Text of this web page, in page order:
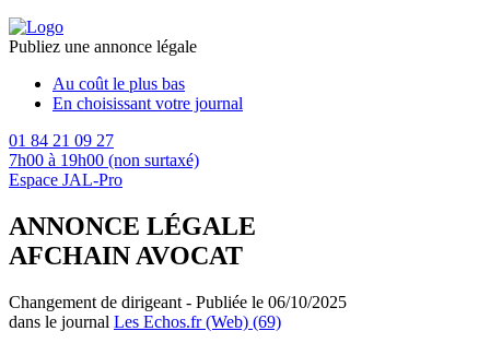
Publiez une annonce légale
Au coût le plus bas
En choisissant votre journal
01 84 21 09 27
7h00 à 19h00 (non surtaxé)
Espace JAL-Pro
ANNONCE LÉGALE
AFCHAIN AVOCAT
Changement de dirigeant - Publiée le 06/10/2025
dans le journal Les Echos.fr (Web) (69)